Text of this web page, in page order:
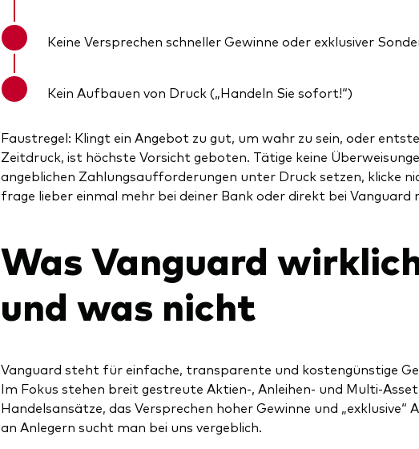
Keine Versprechen schneller Gewinne oder exklusiver
Kein Aufbauen von Druck („Handeln Sie sofort!“)
Faustregel: Klingt ein Angebot zu gut, um wahr zu sein, oder
Zeitdruck, ist höchste Vorsicht geboten. Tätige keine
angeblichen Zahlungsaufforderungen unter Druck setzen, klicke
frage lieber einmal mehr bei deiner Bank oder direkt bei Vanguard
Was Vanguard
und was nicht
Vanguard steht für einfache, transparente und kostengünstige
Im Fokus stehen breit gestreute Aktien-, Anleihen- und Multi-
Handelsansätze, das Versprechen hoher Gewinne und „exklusive“
an Anlegern sucht man bei uns vergeblich.